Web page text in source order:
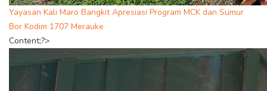
Yayasan Kali Maro Bangkit Apresiasi Program MCK dan Sumur
Bor Kodim 1707 Merauke
Content;?>